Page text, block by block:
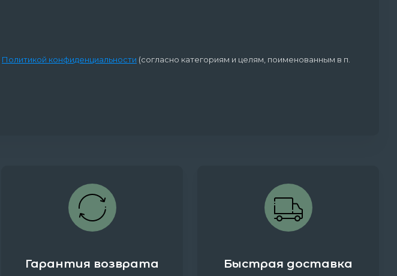
Политикой конфиденциальности (согласно категориям и целям, поименованным в п.
Гарантия возврата Быстрая доставка